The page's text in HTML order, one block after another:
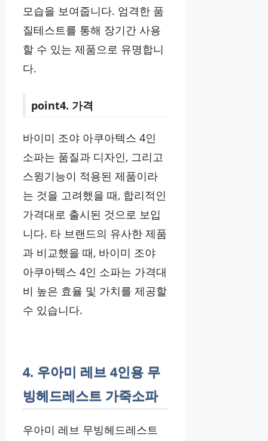
모습을 보여줍니다. 엄격한 품
질테스트를 통해 장기간 사용
할 수 있는 제품으로 유명합니
다.
point4. 가격
바이미 조야 아쿠아텍스 4인
소파는 품질과 디자인, 그리고
스윙기능이 적용된 제품이라
는 것을 고려했을 때, 합리적인
가격대로 출시된 것으로 보입
니다. 타 브랜드의 유사한 제품
과 비교했을 때, 바이미 조야
아쿠아텍스 4인 소파는 가격대
비 높은 효율 및 가치를 제공할
수 있습니다.
4. 우아미 레브 4인용 무
빙헤드레스트 가죽소파
우아미 레브 무빙헤드레스트